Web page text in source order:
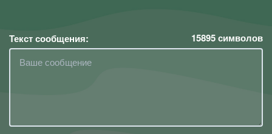
Текст сообщения: 15895символов